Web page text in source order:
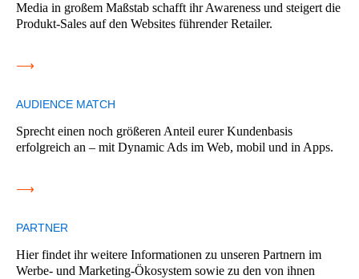
Media in großem Maßstab schafft ihr Awareness und steigert die
Produkt-Sales auf den Websites führender Retailer.
⟶
AUDIENCE MATCH
Sprecht einen noch größeren Anteil eurer Kundenbasis
erfolgreich an – mit Dynamic Ads im Web, mobil und in Apps.
⟶
PARTNER
Hier findet ihr weitere Informationen zu unseren Partnern im
Werbe- und Marketing-Ökosystem sowie zu den von ihnen